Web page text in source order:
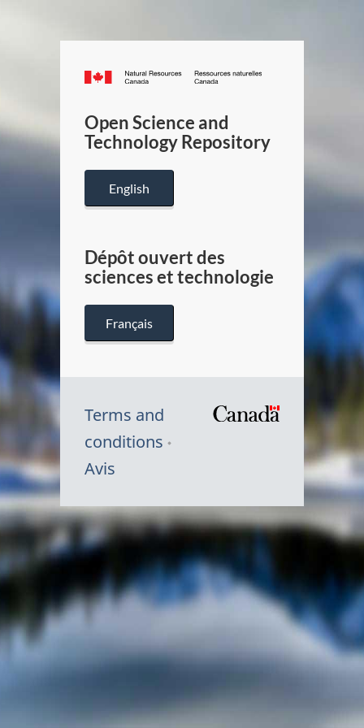
Canada.ca
/
Canada
Open Science and
Technology Repository
English
Dépôt ouvert des
sciences et technologie
Français
Terms and
conditions
Avis
Symbole
du
Canada